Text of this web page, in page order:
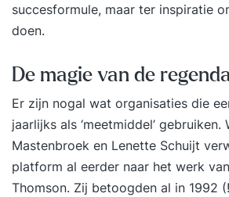
succesformule, maar ter inspiratie
doen.
De magie van de
Er zijn nogal wat organisaties die
jaarlijks als ‘meetmiddel’ gebruiken.
Mastenbroek en Lenette Schuijt
platform al eerder naar het werk
Thomson. Zij betoogden al in 1992